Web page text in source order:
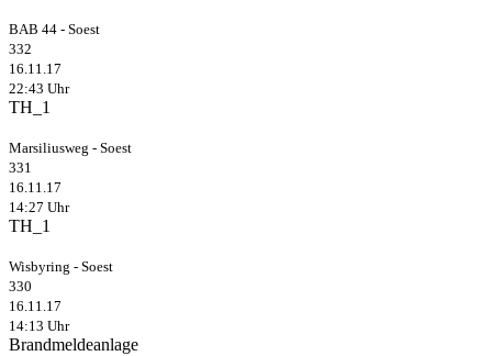
BAB 44 - Soest
332
16.11.17
22:43 Uhr
TH_1
Marsiliusweg - Soest
331
16.11.17
14:27 Uhr
TH_1
Wisbyring - Soest
330
16.11.17
14:13 Uhr
Brandmeldeanlage